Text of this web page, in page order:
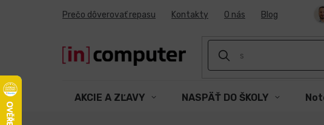
Prečo dôverovať repasu Kontakty O nás Blog
AKCIE A ZĽAVY NASPÄŤ DO ŠKOLY